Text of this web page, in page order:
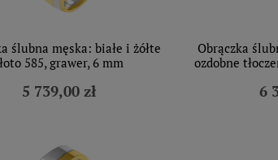
ślubna męska: białe i żółte
585, grawer, 6 mm
5 739,00 zł
Obrączka
ozdobne
6